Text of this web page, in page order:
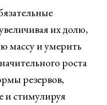
их долю,
массу и умерить
роста
резервов,
и стимулируя